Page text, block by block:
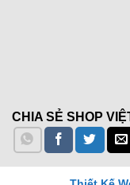
CHIA SẺ SHOP